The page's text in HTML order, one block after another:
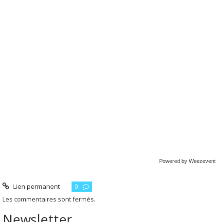
Powered by Weezevent
Lien permanent
0
Les commentaires sont fermés.